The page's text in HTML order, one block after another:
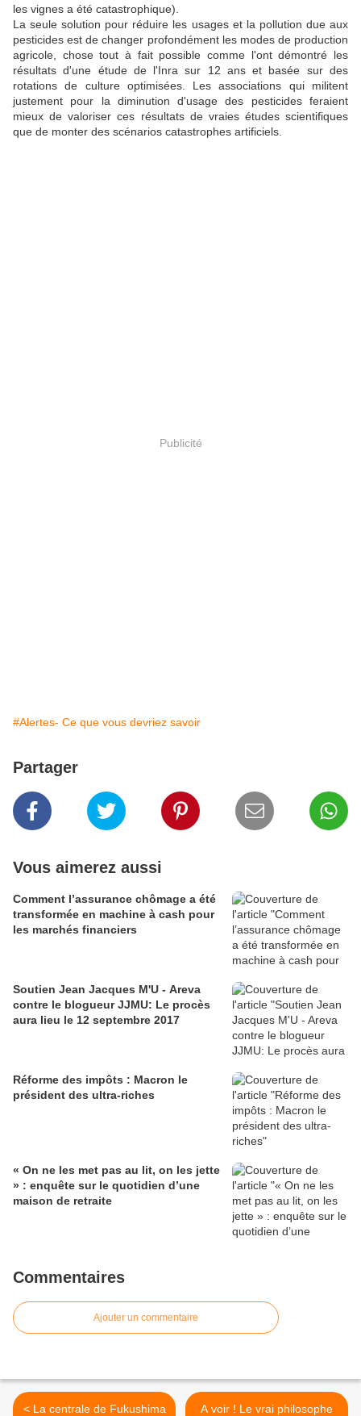
les vignes a été catastrophique).
La seule solution pour réduire les usages et la pollution due aux
pesticides est de changer profondément les modes de production
agricole, chose tout à fait possible comme l'ont démontré les
résultats d'une étude de l'Inra sur 12 ans et basée sur des
rotations de culture optimisées. Les associations qui militent
justement pour la diminution d'usage des pesticides feraient
mieux de valoriser ces résultats de vraies études scientifiques
que de monter des scénarios catastrophes artificiels.
Publicité
#Alertes- Ce que vous devriez savoir
Partager
Vous aimerez aussi
Comment l’assurance chômage a été
transformée en machine à cash pour
les marchés financiers
Soutien Jean Jacques M'U - Areva
contre le blogueur JJMU: Le procès
aura lieu le 12 septembre 2017
Réforme des impôts : Macron le
président des ultra-riches
« On ne les met pas au lit, on les jette
» : enquête sur le quotidien d’une
maison de retraite
Commentaires
Ajouter un commentaire
< La centrale de Fukushima
A voir ! Le vrai philosophe